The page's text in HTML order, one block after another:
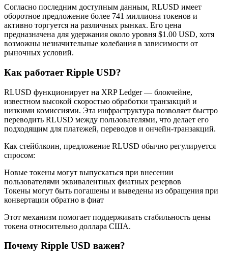
Станьте копи-трейдером
Наслаждайтесь распределением прибыли и комиссиями
за копи-трейдинг
Информация
Анализ больших данных, включая торговую информацию
Согласно последним доступным данным, RLUSD имеет
оборотное предложение более 741 миллиона токенов и
активно торгуется на различных рынках. Его цена
предназначена для удержания около уровня $1.00 USD, хотя
возможны незначительные колебания в зависимости от
рыночных условий.
Как работает Ripple USD?
RLUSD функционирует на XRP Ledger — блокчейне,
известном высокой скоростью обработки транзакций и
низкими комиссиями. Эта инфраструктура позволяет быстро
переводить RLUSD между пользователями, что делает его
подходящим для платежей, переводов и ончейн-транзакций.
Как стейблкоин, предложение RLUSD обычно регулируется
спросом:
Новые токены могут выпускаться при внесении
пользователями эквивалентных фиатных резервов
Токены могут быть погашены и выведены из обращения при
конвертации обратно в фиат
Этот механизм помогает поддерживать стабильность цены
токена относительно доллара США.
Почему Ripple USD важен?